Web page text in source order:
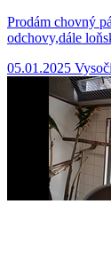
Prodám chovný
odchovy,dále
05.01.2025